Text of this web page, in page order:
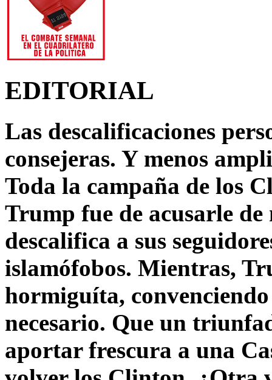
EDITORIAL
Las descalificaciones
consejeras. Y menos
Toda la campaña de los
Trump fue de acusarle
descalifica a sus
islamófobos. Mientras,
hormiguíta,
necesario. Que un
aportar frescura a una